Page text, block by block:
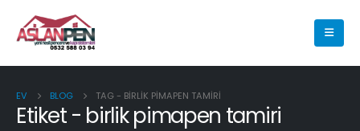
EV BLOG TAG - BIRLIK PIMAPEN TAMIRI
Etiket - birlik pimapen tamiri